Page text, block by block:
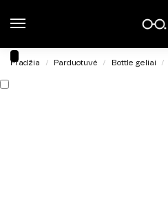
Pradžia / Parduotuvė / Bottle geliai /